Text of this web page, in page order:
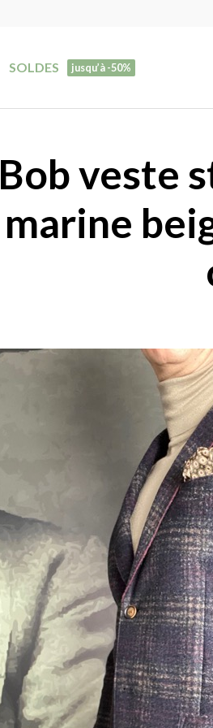
SOLDES jusqu’à -50%
Bob veste
marine